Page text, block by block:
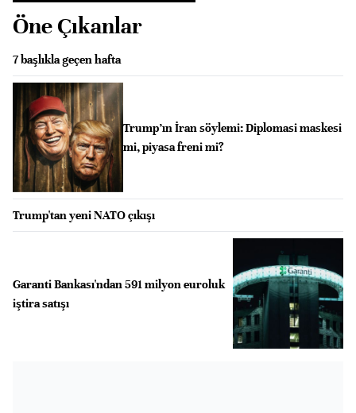
Öne Çıkanlar
7 başlıkla geçen hafta
Trump’ın İran söylemi: Diplomasi maskesi
mi, piyasa freni mi?
Trump'tan yeni NATO çıkışı
Garanti Bankası'ndan 591 milyon euroluk
iştira satışı